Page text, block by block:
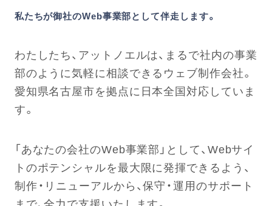
私たちが御社のWeb事業部として伴走します。
わたしたち、アットノエルは、まるで社内の事業
部のように気軽に相談できるウェブ制作会社。
愛知県名古屋市を拠点に日本全国対応していま
す。
「あなたの会社のWeb事業部」として、Webサイ
トのポテンシャルを最大限に発揮できるよう、
制作・リニューアルから、保守・運用のサポート